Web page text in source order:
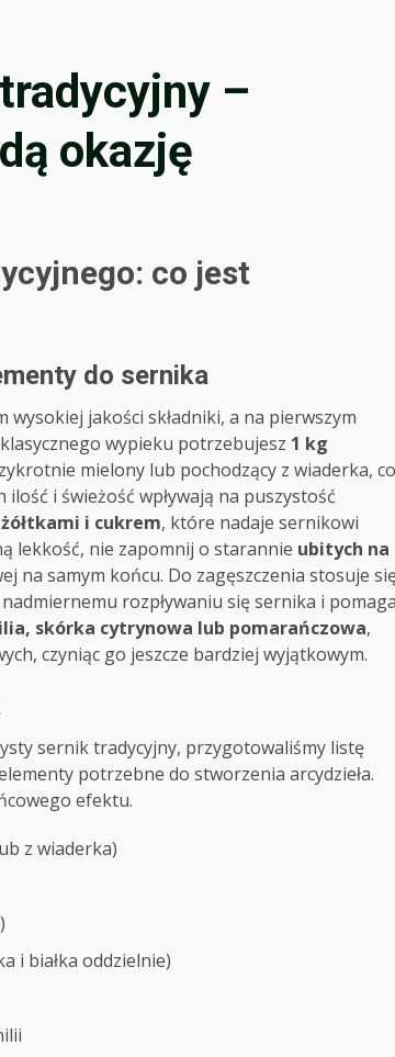
–
okazję
co jest
do sernika
jakości składniki, a na pierwszym
wypieku potrzebujesz 1 kg
mielony lub pochodzący z wiaderka, co
i świeżość wpływają na puszystość
i cukrem, które nadaje sernikowi
lekkość, nie zapomnij o starannie ubitych na
na samym końcu. Do zagęszczenia stosuje
rozpływaniu się sernika i
skórka cytrynowa lub pomarańczowa,
czyniąc go jeszcze bardziej wyjątkowym.
sernik tradycyjny, przygotowaliśmy listę
potrzebne do stworzenia arcydzieła.
efektu.
z wiaderka)
i białka oddzielnie)